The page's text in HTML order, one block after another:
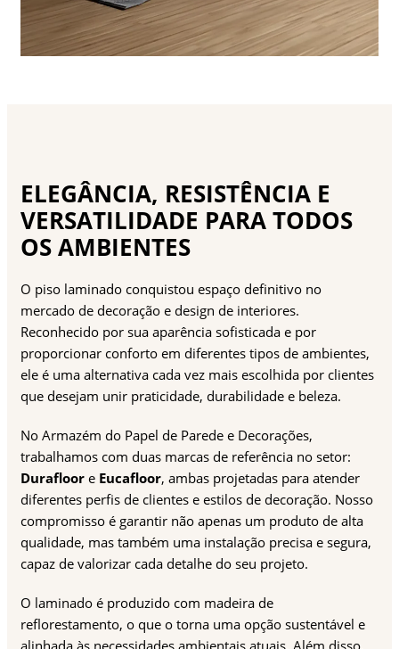
ELEGÂNCIA, RESISTÊNCIA E
VERSATILIDADE PARA TODOS
OS AMBIENTES
O piso laminado conquistou espaço definitivo no
mercado de decoração e design de interiores.
Reconhecido por sua aparência sofisticada e por
proporcionar conforto em diferentes tipos de ambientes,
ele é uma alternativa cada vez mais escolhida por clientes
que desejam unir praticidade, durabilidade e beleza.
No Armazém do Papel de Parede e Decorações,
trabalhamos com duas marcas de referência no setor:
Durafloor e Eucafloor, ambas projetadas para atender
diferentes perfis de clientes e estilos de decoração. Nosso
compromisso é garantir não apenas um produto de alta
qualidade, mas também uma instalação precisa e segura,
capaz de valorizar cada detalhe do seu projeto.
O laminado é produzido com madeira de
reflorestamento, o que o torna uma opção sustentável e